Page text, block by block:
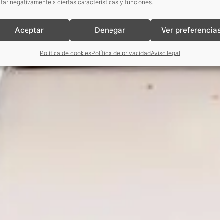
negativamente a ciertas características y funciones.
Aceptar Denegar Ver
Política de cookiesPolítica de privacidadAviso legal